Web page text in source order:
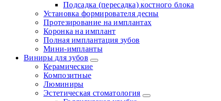
Подсадка (пересадка) костного блока
Установка формирователя десны
Протезирование на имплантах
Коронка на имплант
Полная имплантация зубов
Мини-импланты
Виниры для зубов
Керамические
Композитные
Люминиры
Эстетическая стоматология